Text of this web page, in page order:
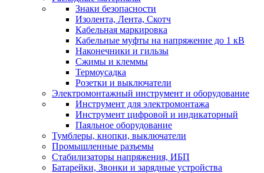
Знаки безопасности
Изолента, Лента, Скотч
Кабельная маркировка
Кабельные муфты на напряжение до 1 кВ
Наконечники и гильзы
Сжимы и клеммы
Термоусадка
Розетки и выключатели
Электромонтажный инструмент и оборудование
Инструмент для электромонтажа
Инструмент цифровой и индикаторный
Паяльное оборудование
Тумблеры, кнопки, выключатели
Промышленные разъемы
Стабилизаторы напряжения, ИБП
Батарейки, Звонки и зарядные устройства